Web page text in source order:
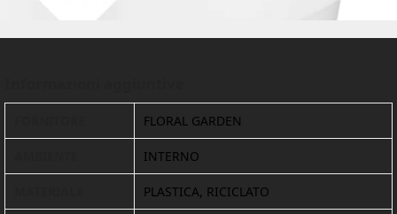
FLORAL GARDEN
INTERNO
PLASTICA, RICICLATO